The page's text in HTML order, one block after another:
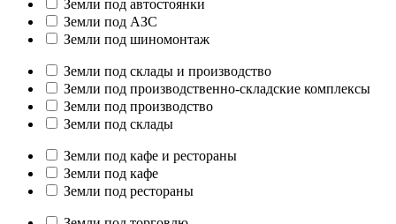
Земли под автостоянки
Земли под АЗС
Земли под шиномонтаж
Земли под склады и производство
Земли под производственно-складские комплексы
Земли под производство
Земли под склады
Земли под кафе и рестораны
Земли под кафе
Земли под рестораны